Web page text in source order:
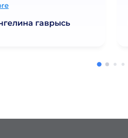
крою, я
впевнено та
гаврысь